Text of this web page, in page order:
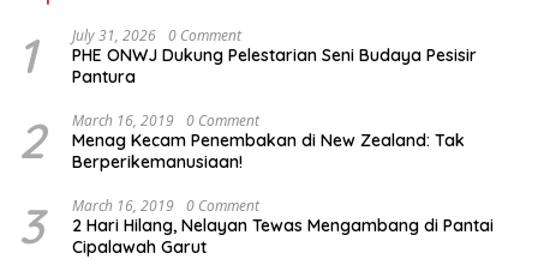
1 July 31, 2026 0 Comment
PHE ONWJ Dukung Pelestarian Seni Budaya Pesisir
Pantura
2 March 16, 2019 0 Comment
Menag Kecam Penembakan di New Zealand: Tak
Berperikemanusiaan!
3 March 16, 2019 0 Comment
2 Hari Hilang, Nelayan Tewas Mengambang di Pantai
Cipalawah Garut